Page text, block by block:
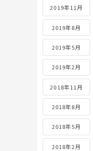
2019年11月
2019年8月
2019年5月
2019年2月
2018年11月
2018年8月
2018年5月
2018年2月